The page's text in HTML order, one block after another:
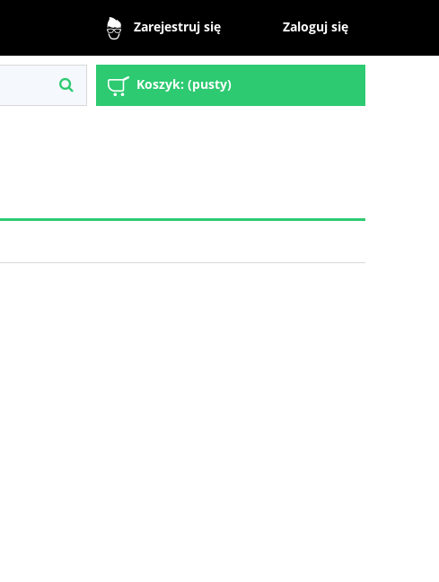
Zarejestruj się Zaloguj się
Koszyk: (pusty)